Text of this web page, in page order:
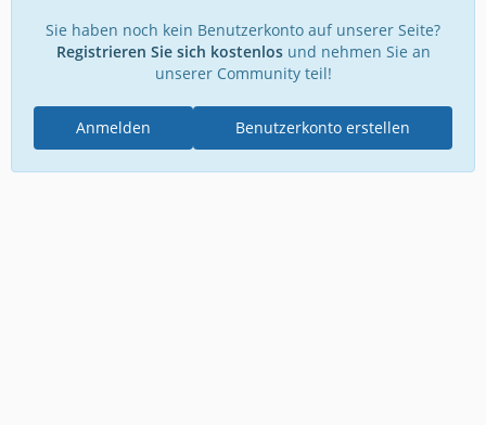
Sie haben noch kein Benutzerkonto auf unserer Seite?
Registrieren Sie sich kostenlosund nehmen Sie an
unserer Community teil!
Benutzerkonto erstellen
Anmelden